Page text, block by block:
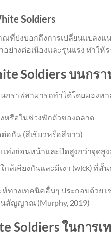
Soldiers
ณที่บ่งบอกถึงการเปลี่ยนแปลง
ย่างต่อเนื่องและรุนแรง ทำให้
Soldiers บนกรา
นกราฟสามารถทำได้โดยมอง
หรือในช่วงพักตัวของตลาด
อกัน (สีเขียวหรือสีขาว)
แท่งก่อนหน้าและปิดสูงกว่าจุดสู
ล้เคียงกันและมีเงา (wick) ที่สั้
ทางเทคนิคอื่นๆ ประกอบด้วย เ
สัญญาณ (Murphy, 2019)
Soldiers ในการเ